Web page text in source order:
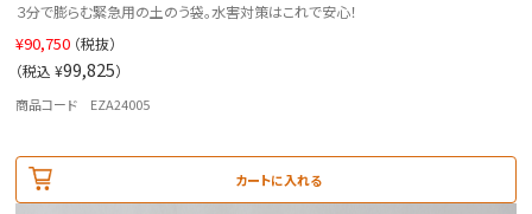
３分で膨らむ緊急用の土のう袋。水害対策はこれで安心！
¥90,750 （税抜）
（税込 ¥99,825）
商品コード EZA24005
カートに入れる